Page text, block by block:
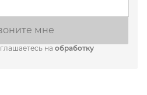
мне
на обработку